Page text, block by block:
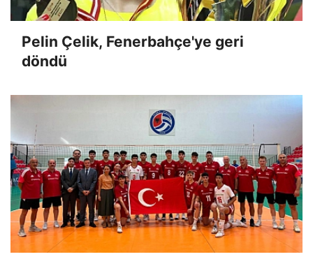
Pelin Çelik, Fenerbahçe'ye geri
döndü